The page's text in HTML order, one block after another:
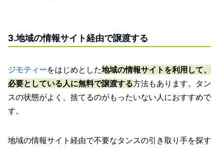
3.地域の情報サイト経由で譲渡する
ジモティーをはじめとした地域の情報サイトを利用して、
必要としている人に無料で譲渡する方法もあります。タン
スの状態がよく、捨てるのがもったいない人におすすめで
す。
地域の情報サイト経由で不要なタンスの引き取り手を探す